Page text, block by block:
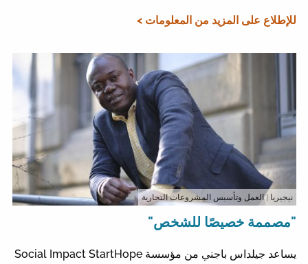
للإطلاع على المزيد من المعلومات >
نيجيريا | العمل وتأسيس المشروعات التجارية
"مصممة خصيصًا للشخص"
يساعد جيلداس باجني من مؤسسة Social Impact StartHope